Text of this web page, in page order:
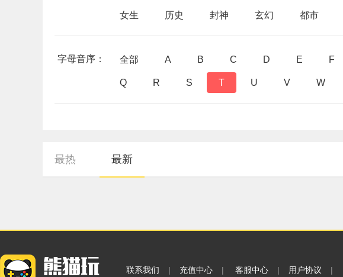
女生 历史 封神 玄幻 都市
字母音序： 全部 A B C D E F
Q R S T U V W
最热 最新
联系我们 | 充值中心 | 客服中心 | 用户协议 |